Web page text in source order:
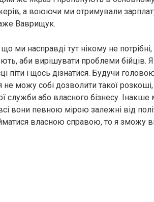
а воюючи ми отримували зарплату
Ваврищук.
ми насправді тут нікому не
аби вирішувати проблеми бійців.
піти і щось дізнатися. Будучи головою
можу собі дозволити такої розкоші,
служби або власного бізнесу. Інакше
вони певною мірою залежні від
власною справою, то я зможу